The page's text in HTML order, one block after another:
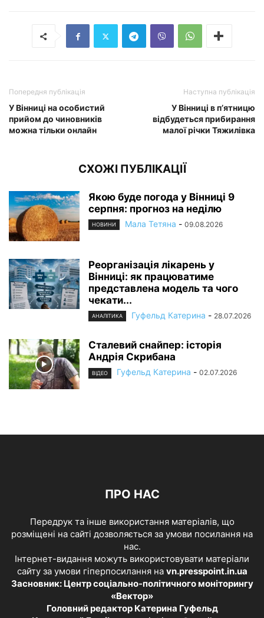
Попередня публікація
У Вінниці на особистий
прийом до чиновників
можна тільки онлайн
Наступна публікація
У Вінниці в п’ятницю
відбудеться прибирання
малої річки Тяжилівка
СХОЖІ ПУБЛІКАЦІЇ
Якою буде погода у Вінниці 9
серпня: прогноз на неділю
НОВИНИ Мала Тетяна - 09.08.2026
Реорганізація лікарень у
Вінниці: як працюватиме
представлена модель та чого
чекати...
АНАЛІТИКА Гуфельд Катерина - 28.07.2026
Сталевий снайпер: історія
Андрія Скрибана
ВІДЕО Гуфельд Катерина - 02.07.2026
ПРО НАС
Передрук та інше використання матеріалів, що
розміщені на сайті дозволяється за умови посилання на
нас.
Інтернет-видання можуть використовувати матеріали
сайту за умови гіперпосилання на vn.presspoint.in.ua
Засновник: Центр соціально-політичного моніторингу
«Вектор»
Головний редактор Катерина Гуфельд